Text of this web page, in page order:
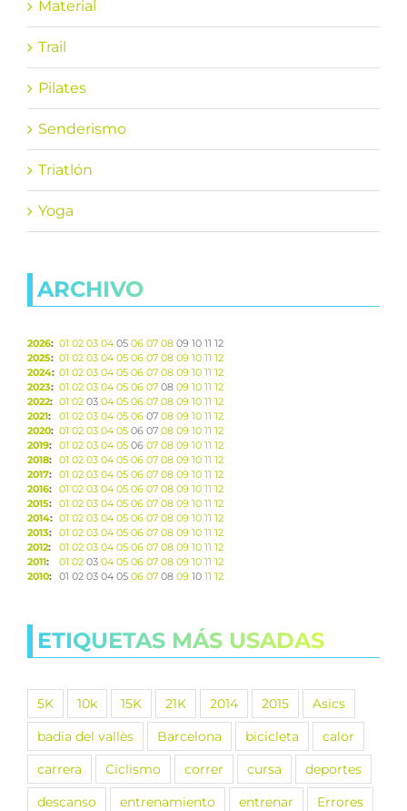
Material
Trail
Pilates
Senderismo
Triatlón
Yoga
ARCHIVO
2026: 01 02 03 04 05 06 07 08 09 10 11 12
2025: 01 02 03 04 05 06 07 08 09 10 11 12
2024: 01 02 03 04 05 06 07 08 09 10 11 12
2023: 01 02 03 04 05 06 07 08 09 10 11 12
2022: 01 02 03 04 05 06 07 08 09 10 11 12
2021: 01 02 03 04 05 06 07 08 09 10 11 12
2020: 01 02 03 04 05 06 07 08 09 10 11 12
2019: 01 02 03 04 05 06 07 08 09 10 11 12
2018: 01 02 03 04 05 06 07 08 09 10 11 12
2017: 01 02 03 04 05 06 07 08 09 10 11 12
2016: 01 02 03 04 05 06 07 08 09 10 11 12
2015: 01 02 03 04 05 06 07 08 09 10 11 12
2014: 01 02 03 04 05 06 07 08 09 10 11 12
2013: 01 02 03 04 05 06 07 08 09 10 11 12
2012: 01 02 03 04 05 06 07 08 09 10 11 12
2011: 01 02 03 04 05 06 07 08 09 10 11 12
2010: 01 02 03 04 05 06 07 08 09 10 11 12
ETIQUETAS MÁS USADAS
5K 10k 15K 21K 2014 2015
Asics
badia del vallès
Barcelona bicicleta
calor
carrera
Ciclismo correr cursa
deportes
descanso
entrenamiento entrenar
Errores